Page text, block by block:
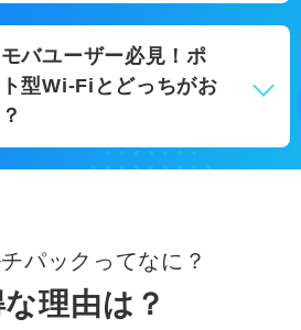
バユーザー必見！ポ
型Wi-Fiとどっちがお
パックってなに？
理由は？